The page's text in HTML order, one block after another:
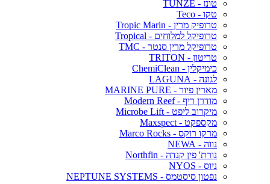
טונז - TUNZE
טקו - Teco
טרופיק מרין - Tropic Marin
טרופיקל למלוחים - Tropical
טרופיקל מרין סנטר - TMC
טריטון - TRITON
כימיקלין - ChemiClean
לגונה - LAGUNA
מארין פיור - MARINE PURE
מודרן ריף - Modern Reef
מיקרוב ליפט - Microbe Lift
מקספקט - Maxspect
מרקו רוקס - Marco Rocks
נווה - NEWA
נורת' פין קנדה - Northfin
ניוס - NYOS
נפטון סיסטמס - NEPTUNE SYSTEMS